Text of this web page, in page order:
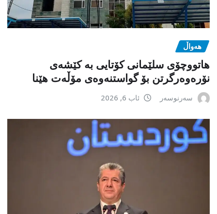
هەواڵ
هاتووچۆی سلێمانی کۆتایی بە کێشەی
نۆرەوەرگرتن بۆ گواستنەوەی مۆڵەت هێنا
سەرنوسەر ئاب 6, 2026